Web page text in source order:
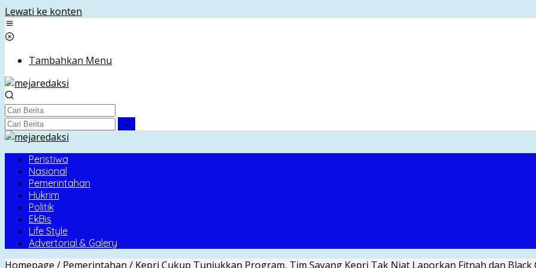
Lewati ke konten
Tambahkan Menu
Peristiwa
Nasional
Pemerintahan
Hukrim
Politik
EkBis
Life Style
Advertorial & Galery
Homepage / Pemerintahan / Kepri Cukup Tunjukkan Program, Tim Sayang Kepri Tak Niat Laporkan Fitnah dan Black